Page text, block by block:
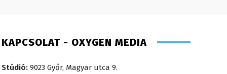
KAPCSOLAT - OXYGEN MEDIA
Stúdió: 9023 Győr, Magyar utca 9.